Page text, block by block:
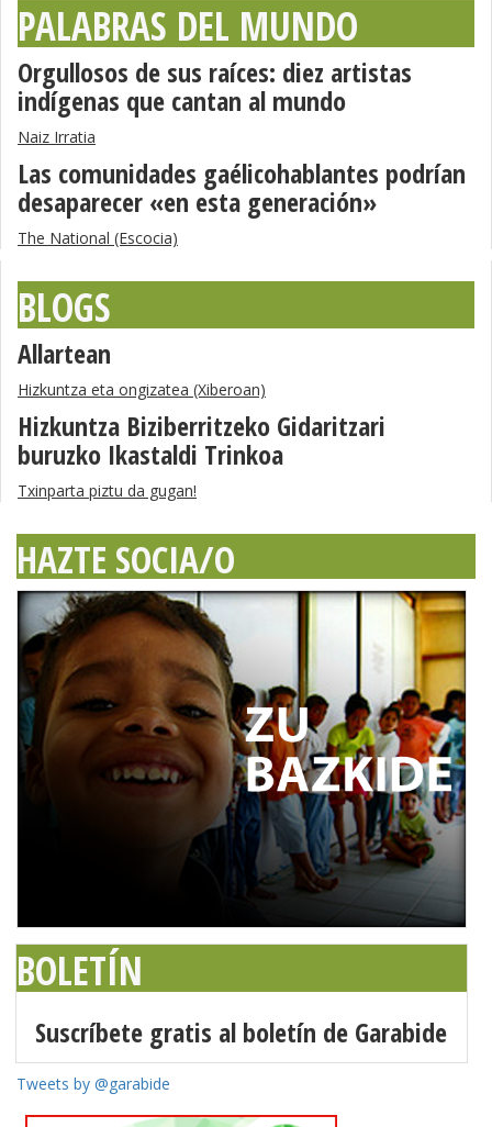
PALABRAS DEL MUNDO
Orgullosos de sus raíces: diez artistas
indígenas que cantan al mundo
Naiz Irratia
Las comunidades gaélicohablantes podrían
desaparecer «en esta generación»
The National (Escocia)
BLOGS
Allartean
Hizkuntza eta ongizatea (Xiberoan)
Hizkuntza Biziberritzeko Gidaritzari
buruzko Ikastaldi Trinkoa
Txinparta piztu da gugan!
HAZTE SOCIA/O
BOLETÍN
Suscríbete gratis al boletín de Garabide
Tweets by @garabide